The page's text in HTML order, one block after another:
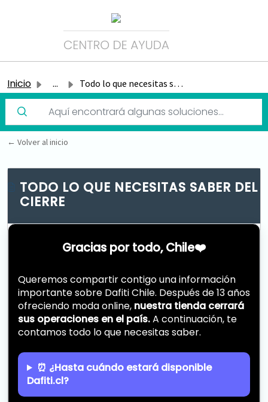
Inicio ... Todo lo que necesitas saber del cierre
TODO LO QUE NECESITAS SABER DEL
CIERRE
Gracias por todo, Chile❤️
Queremos compartir contigo una información
importante sobre Dafiti Chile. Después de 13 años
ofreciendo moda online, nuestra tienda cerrará
sus operaciones en el país.A continuación, te
contamos todo lo que necesitas saber.
⏰ ¿Hasta cuándo estará disponible
Dafiti.cl?